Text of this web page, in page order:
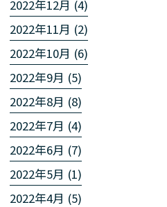
2022年12月 (4)
2022年11月 (2)
2022年10月 (6)
2022年9月 (5)
2022年8月 (8)
2022年7月 (4)
2022年6月 (7)
2022年5月 (1)
2022年4月 (5)